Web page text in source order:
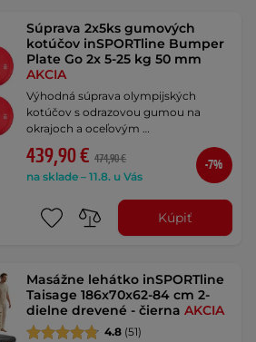
Súprava 2x5ks gumových
kotúčov inSPORTline Bumper
Plate Go 2x 5-25 kg 50 mm
AKCIA
Výhodná súprava olympijských
kotúčov s odrazovou gumou na
okrajoch a oceľovým …
439,90 € 474,90 €
na sklade – 11.8. u Vás
-7%
Kúpiť
Masážne lehátko inSPORTline
Taisage 186x70x62-84 cm 2-
dielne drevené - čiernaAKCIA
4.8 (51)